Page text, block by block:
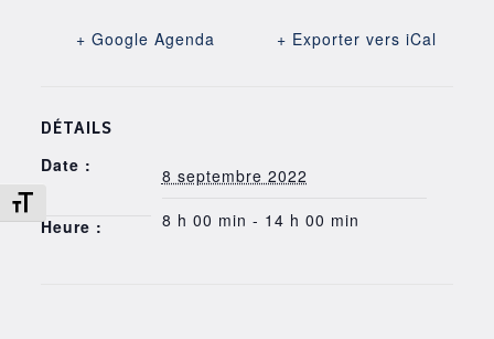
Changer la taille de la police
+ Google Agenda + Exporter vers iCal
DÉTAILS
Date : 8 septembre 2022
Heure : 8 h 00 min - 14 h 00 min